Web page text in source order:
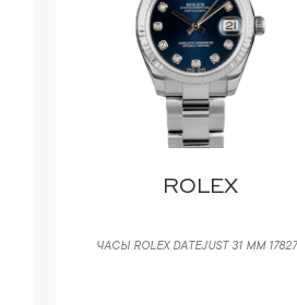
ROLEX
ЧАСЫ ROLEX DATEJUST 31 ММ